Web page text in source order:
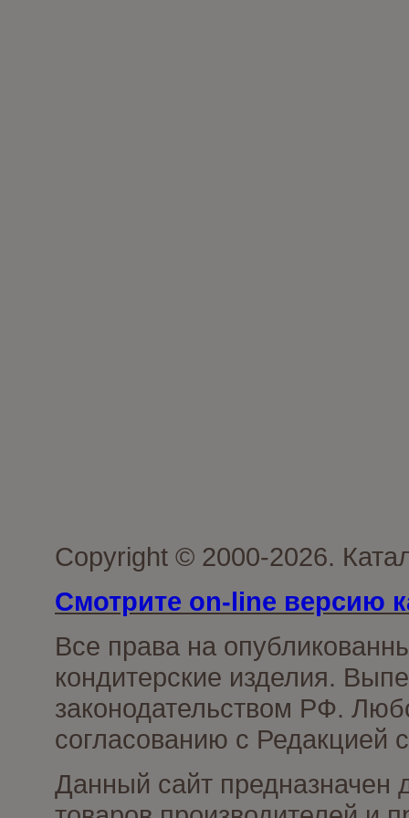
Copyright © 2000-2026.
Смотрите on-line версию
Все права на
кондитерские изделия.
законодательством РФ.
согласованию с Редакцией
Данный сайт предназначен